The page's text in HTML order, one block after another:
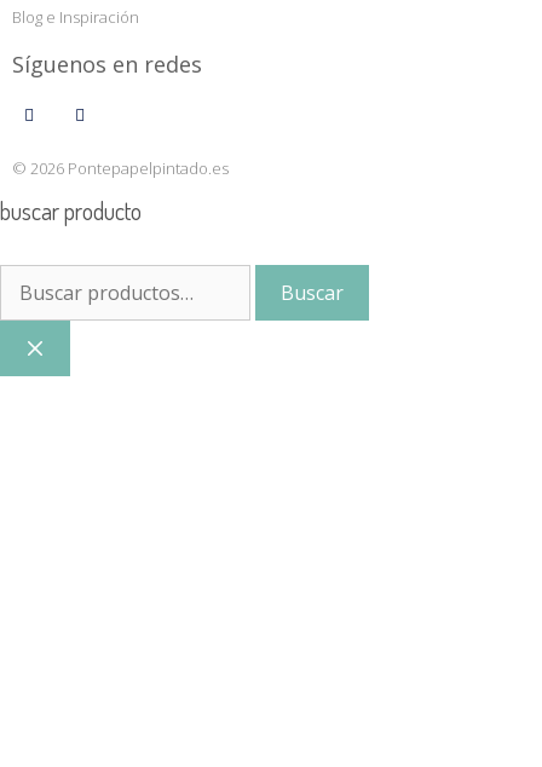
Blog e Inspiración
Síguenos en redes
© 2026 Pontepapelpintado.es
buscar producto
Buscar